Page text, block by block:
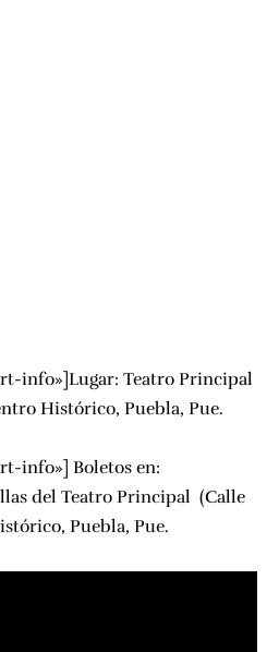
info»]Lugar: Teatro Principal
Histórico, Puebla, Pue.
info»] Boletos en:
del Teatro Principal (Calle
Puebla, Pue.